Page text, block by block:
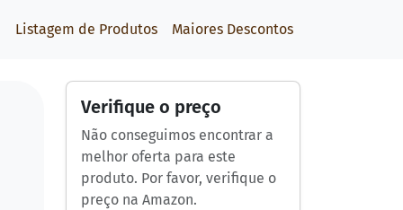
Listagem de Produtos Maiores Descontos
Verifique o preço
Não conseguimos encontrar a
melhor oferta para este
produto. Por favor, verifique o
preço na Amazon.